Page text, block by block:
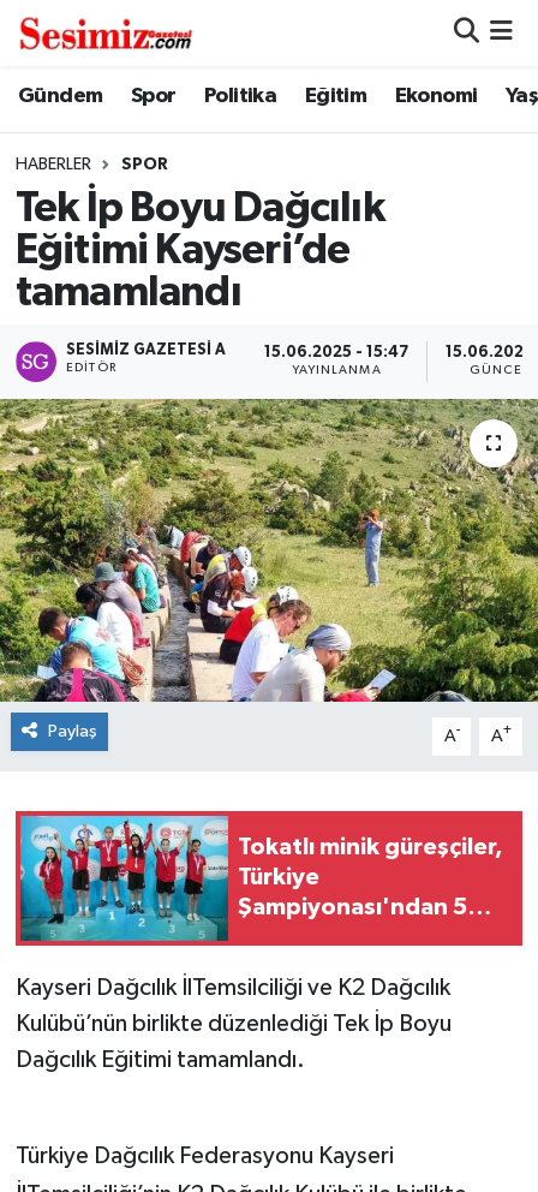
Gündem Spor Politika Eğitim Ekonomi
HABERLER SPOR
Tek İp Boyu Dağcılık
Eğitimi Kayseri’de
tamamlandı
SESIMIZ GAZETESI A
EDITÖR
15.06.2025 - 15:47
YAYINLANMA
15.06.2025
Paylaş A- A+
Tokatlı minik güreşçiler,
Türkiye
Şampiyonası'ndan 5
Kayseri Dağcılık İlTemsilciliği ve K2 Dağcılık
Kulübü’nün birlikte düzenlediği Tek İp Boyu
Dağcılık Eğitimi tamamlandı.
Türkiye Dağcılık Federasyonu Kayseri
Dünya
Ekonomi
Gündem
Magazin
Politika
Sağlık
Spor
Teknoloji
Tokat Haberleri
Nöbetçi Eczaneler
Namaz Vakitleri
Trafik Durumu
Süper Lig Puan Durumu ve Fikstür
Tüm Manşetler
Son Dakika Haberleri
Haber Arşivi